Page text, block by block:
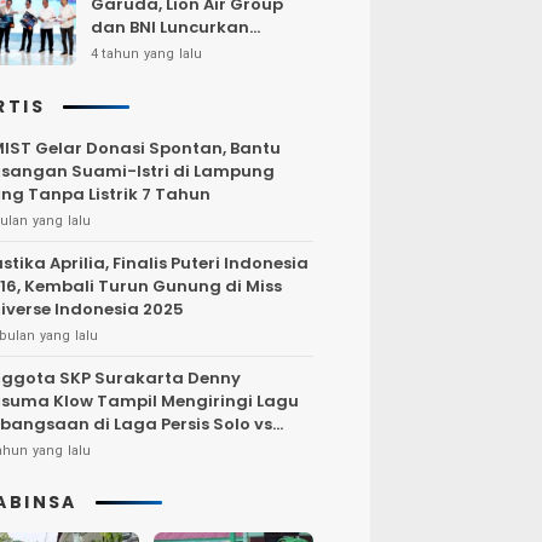
dan BNI Luncurkan
Program Terbang Hemat
4 tahun yang lalu
Gelar Donasi Spontan, Bantu
Suami-Istri di Lampung
Tanpa Listrik 7 Tahun
yang lalu
Aprilia, Finalis Puteri Indonesia
Kembali Turun Gunung di Miss
Indonesia 2025
yang lalu
SKP Surakarta Denny
Klow Tampil Mengiringi Lagu
di Laga Persis Solo vs
Jakarta
yang lalu